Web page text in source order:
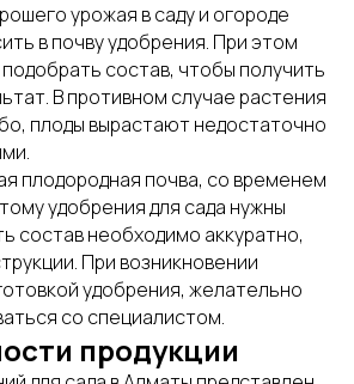
урожая в саду и огороде
в почву удобрения. При этом
состав, чтобы получить
В противном случае растения
плоды вырастают недостаточно
плодородная почва, со временем
удобрения для сада нужны
состав необходимо аккуратно,
При возникновении
удобрения, желательно
со специалистом.
продукции